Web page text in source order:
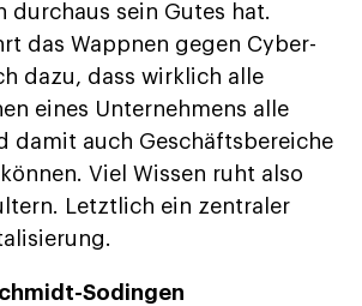
durchaus sein Gutes hat.
das Wappnen gegen Cyber-
dazu, dass wirklich alle
eines Unternehmens alle
damit auch Geschäftsbereiche
Viel Wissen ruht also
Letztlich ein zentraler
Sodingen